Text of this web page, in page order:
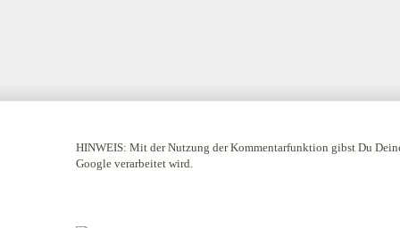
HINWEIS: Mit der Nutzung der Kommentarfunktion gibst Du
Google verarbeitet wird.